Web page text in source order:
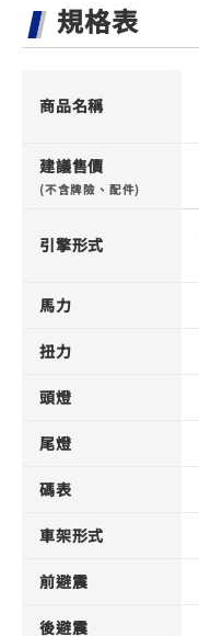
規格表
商品名稱
建議售價
(不含牌險、配件)
引擎形式
馬力
扭力
頭燈
尾燈
碼表
車架形式
前避震
後避震